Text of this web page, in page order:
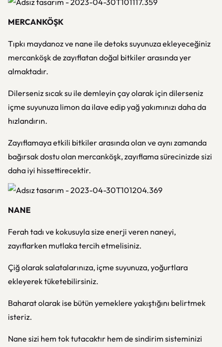
MERCANKÖŞK
Tıpkı maydanoz ve nane ile detoks suyunuza ekleyeceğiniz
mercanköşk de zayıflatan doğal bitkiler arasında yer
almaktadır.
Dilerseniz sıcak su ile demleyin çay olarak için dilerseniz
içme suyunuza limon da ilave edip yağ yakımınızı daha da
hızlandırın.
Zayıflamaya etkili bitkiler arasında olan ve aynı zamanda
bağırsak dostu olan mercanköşk, zayıflama sürecinizde sizi
daha iyi hissettirecektir.
NANE
Ferah tadı ve kokusuyla size enerji veren naneyi,
zayıflarken mutlaka tercih etmelisiniz.
Çiğ olarak salatalarınıza, içme suyunuza, yoğurtlara
ekleyerek tüketebilirsiniz.
Baharat olarak ise bütün yemeklere yakıştığını belirtmek
isteriz.
Nane sizi hem tok tutacaktır hem de sindirim sisteminizi